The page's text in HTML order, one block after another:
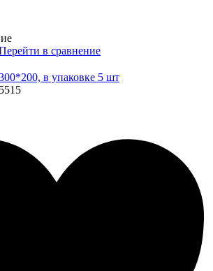
в сравнение
в упаковке 5 шт